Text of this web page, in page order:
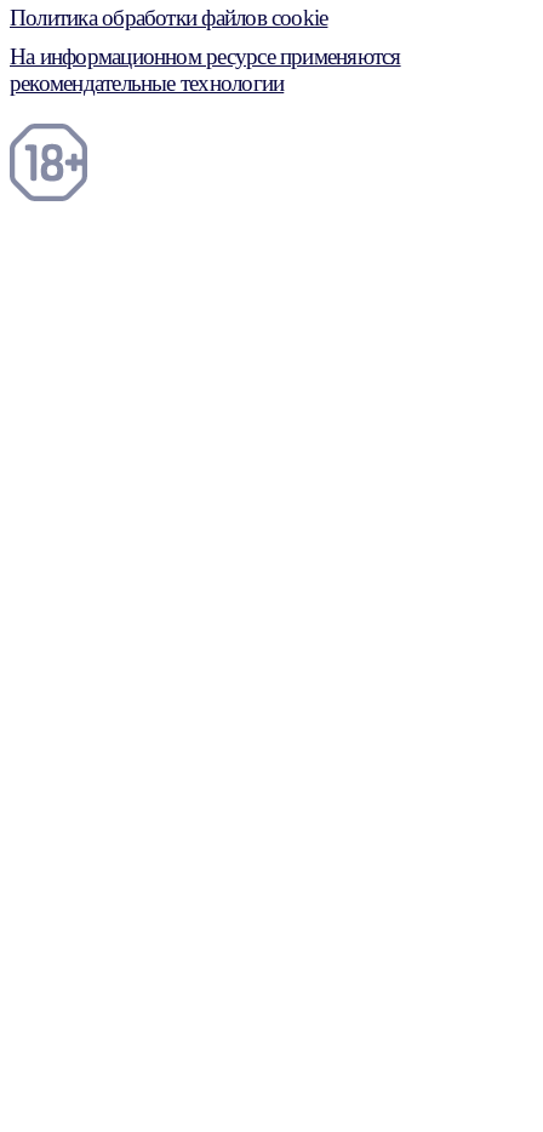
Политика обработки файлов cookie
На информационном ресурсе применяются
рекомендательные технологии